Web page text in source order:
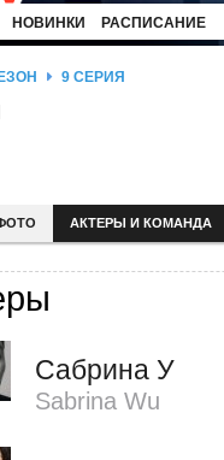
НОВИНКИ РАСПИСАНИЕ
9 СЕРИЯ
АКТЕРЫ И КОМАНДА
Сабрина У
Sabrina Wu